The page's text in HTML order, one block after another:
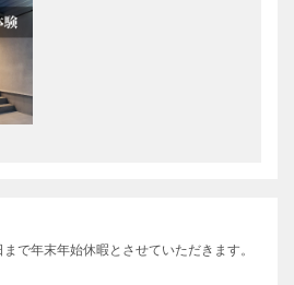
で年末年始休暇とさせていただきます。